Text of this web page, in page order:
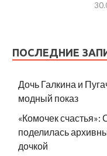
ПОСЛЕДНИЕ
Дочь Галкина и
модный показ
«Комочек
поделилась
дочкой